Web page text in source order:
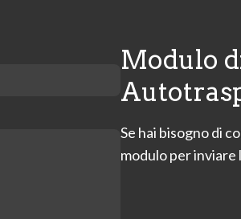
Modulo
Se hai bisogno di
modulo per inviare